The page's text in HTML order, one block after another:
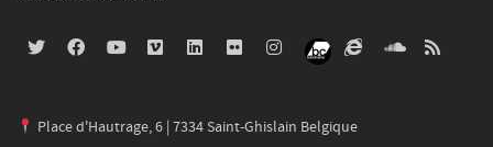
Place d'Hautrage, 6 | 7334 Saint-Ghislain Belgique